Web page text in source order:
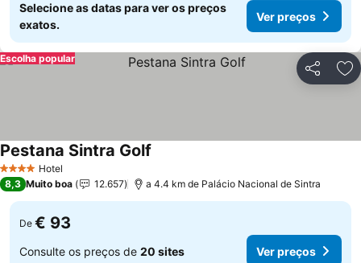
Selecione as datas para ver os preços
exatos.
Ver preços
Partilhar
Escolha popular
4 EstrelasHotel
Pestana Sintra Golf
8,3 Muito boa 12.657 a 4.4 km de Palácio Nacional de Sintra
De € 93
Consulte os preços de 20 sites Ver preços